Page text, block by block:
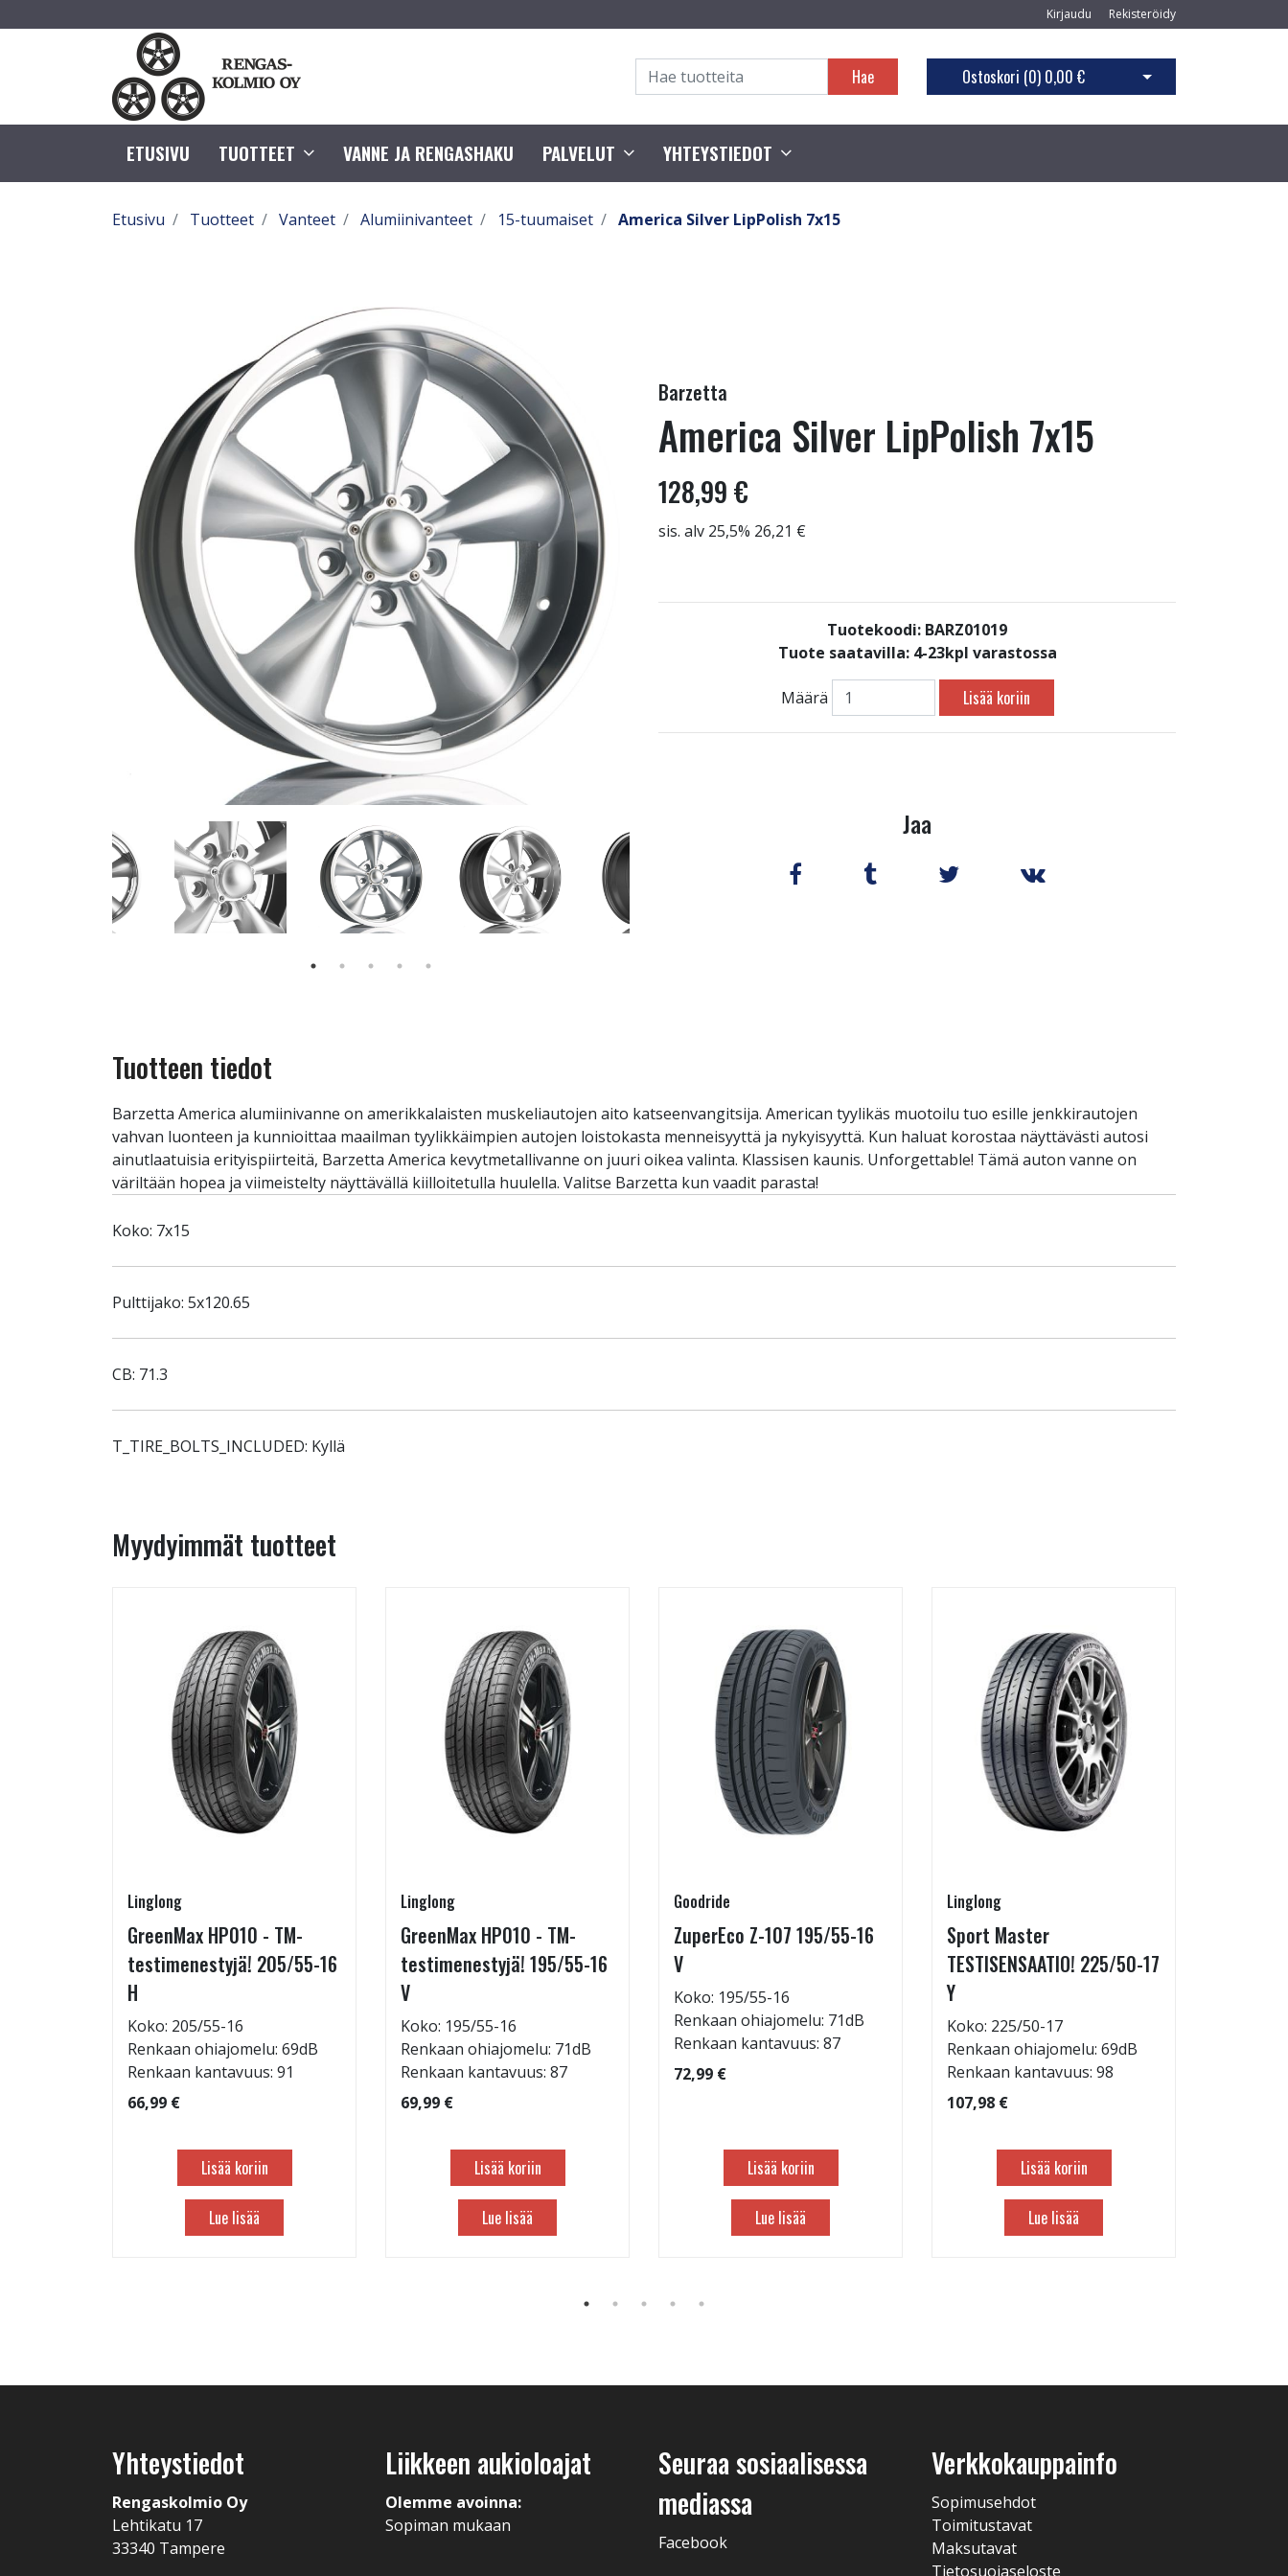
Kirjaudu Rekisteröidy
Hae Ostoskori (0) 0,00 € Avaa ostoskori
ETUSIVU TUOTTEET VANNE JA RENGASHAKU PALVELUT YHTEYSTIEDOT
Etusivu Tuotteet Vanteet Alumiinivanteet 15-tuumaiset America Silver LipPolish 7x15
Barzetta
America Silver LipPolish 7x15
128,99 €
sis. alv 25,5% 26,21 €
Tuotekoodi: BARZ01019
Tuote saatavilla: 4-23kpl varastossa
Määrä Lisää koriin
Jaa
Tuotteen tiedot
Barzetta America alumiinivanne on amerikkalaisten muskeliautojen aito katseenvangitsija. American tyylikäs muotoilu tuo esille jenkkirautojen
vahvan luonteen ja kunnioittaa maailman tyylikkäimpien autojen loistokasta menneisyyttä ja nykyisyyttä. Kun haluat korostaa näyttävästi autosi
ainutlaatuisia erityispiirteitä, Barzetta America kevytmetallivanne on juuri oikea valinta. Klassisen kaunis. Unforgettable! Tämä auton vanne on
väriltään hopea ja viimeistelty näyttävällä kiilloitetulla huulella. Valitse Barzetta kun vaadit parasta!
Koko: 7x15
Pulttijako: 5x120.65
CB: 71.3
T_TIRE_BOLTS_INCLUDED: Kyllä
Myydyimmät tuotteet
Linglong
GreenMax HP010 - TM-
testimenestyjä! 205/55-16
H
Koko: 205/55-16
Renkaan ohiajomelu: 69dB
Renkaan kantavuus: 91
66,99 €
Lisää koriin
Lue lisää
Linglong
GreenMax HP010 - TM-
testimenestyjä! 195/55-16
V
Koko: 195/55-16
Renkaan ohiajomelu: 71dB
Renkaan kantavuus: 87
69,99 €
Lisää koriin
Lue lisää
Goodride
ZuperEco Z-107 195/55-16
V
Koko: 195/55-16
Renkaan ohiajomelu: 71dB
Renkaan kantavuus: 87
72,99 €
Lisää koriin
Lue lisää
Linglong
Sport Master
TESTISENSAATIO! 225/50-17
Y
Koko: 225/50-17
Renkaan ohiajomelu: 69dB
Renkaan kantavuus: 98
107,98 €
Lisää koriin
Lue lisää
Yhteystiedot
Rengaskolmio Oy
Lehtikatu 17
33340 Tampere
Liikkeen aukioloajat
Olemme avoinna:
Sopiman mukaan
Seuraa sosiaalisessa
mediassa
Facebook
Verkkokauppainfo
Sopimusehdot
Toimitustavat
Maksutavat
Tietosuojaseloste